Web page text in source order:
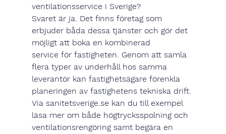
ventilationsservice i Sverige?
Svaret är ja. Det finns företag som
erbjuder båda dessa tjänster och gör det
möjligt att boka en kombinerad
service för fastigheten. Genom att samla
flera typer av underhåll hos samma
leverantör kan fastighetsägare förenkla
planeringen av fastighetens tekniska drift.
Via sanitetsverige.se kan du till exempel
läsa mer om både högtrycksspolning och
ventilationsrengöring samt begära en